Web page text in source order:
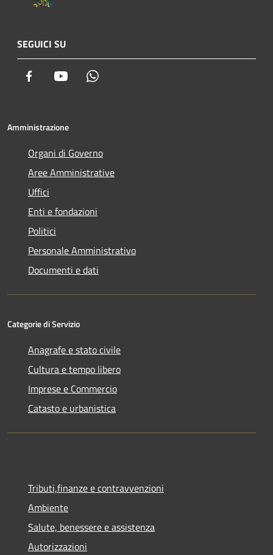
SEGUICI SU
Facebook Youtube
Amministrazione
Organi di Governo
Aree Amministrative
Uffici
Enti e fondazioni
Politici
Personale Amministrativo
Documenti e dati
Categorie di Servizio
Anagrafe e stato civile
Cultura e tempo libero
Imprese e Commercio
Catasto e urbanistica
Tributi,finanze e contravvenzioni
Ambiente
Salute, benessere e assistenza
Autorizzazioni